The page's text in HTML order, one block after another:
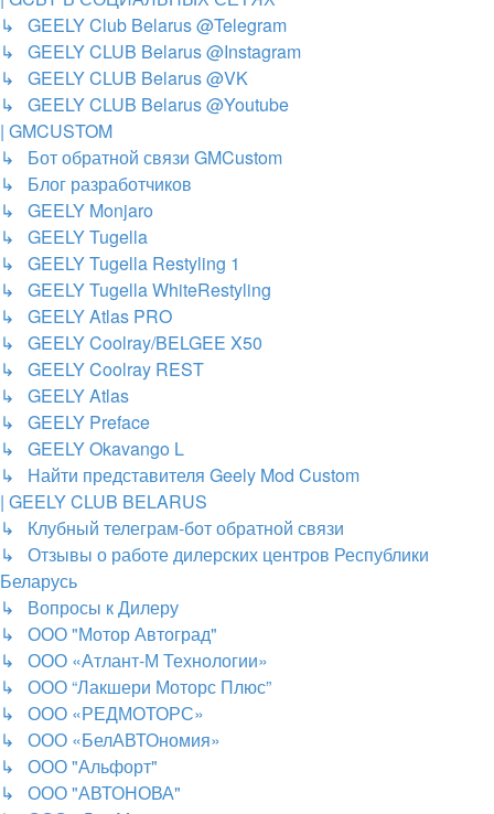
↳ GEELY Club Belarus @Telegram
↳ GEELY CLUB Belarus @Instagram
↳ GEELY CLUB Belarus @VK
↳ GEELY CLUB Belarus @Youtube
| GMCUSTOM
↳ Бот обратной связи GMCustom
↳ Блог разработчиков
↳ GEELY Monjaro
↳ GEELY Tugella
↳ GEELY Tugella Restyling 1
↳ GEELY Tugella WhiteRestyling
↳ GEELY Atlas PRO
↳ GEELY Coolray/BELGEE X50
↳ GEELY Coolray REST
↳ GEELY Atlas
↳ GEELY Preface
↳ GEELY Okavango L
↳ Найти представителя Geely Mod Custom
| GEELY CLUB BELARUS
↳ Клубный телеграм-бот обратной связи
↳ Отзывы о работе дилерских центров Республики
Беларусь
↳ Вопросы к Дилеру
↳ ООО "Мотор Автоград"
↳ ООО «Атлант-М Технологии»
↳ ООО “Лакшери Моторс Плюс”
↳ ООО «РЕДМОТОРС»
↳ ООО «БелАВТОномия»
↳ ООО "Альфорт"
↳ ООО "АВТОНОВА"